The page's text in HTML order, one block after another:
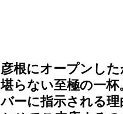
彦根にオープンし
堪らない至極の一
バーに指示される